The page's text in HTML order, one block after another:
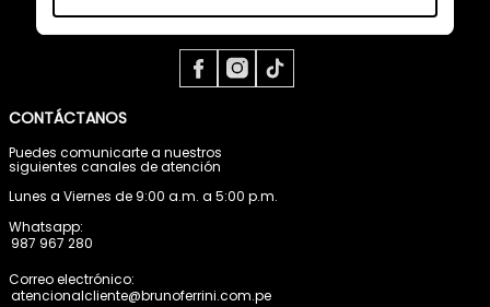
CONTÁCTANOS
Puedes comunicarte a nuestros
siguientes canales de atención
Lunes a Viernes de 9:00 a.m. a 5:00 p.m.
Whatsapp:
987 967 280
Correo electrónico:
atencionalcliente@brunoferrini.com.pe